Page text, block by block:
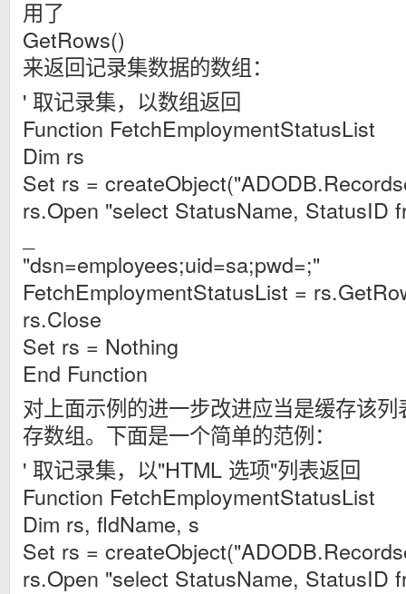
用了
GetRows()
来返回记录集数据的数组：
' 取记录集，以数组返回
Function FetchEmploymentStatusList
Dim rs
Set rs =
rs.Open "select StatusName, StatusID
"dsn=employees;uid=sa;pwd=;"
FetchEmploymentStatusList =
rs.Close
Set rs = Nothing
End Function
对上面示例的进一步改进应当是缓存该
存数组。下面是一个简单的范例：
' 取记录集，以"HTML 选项"列表返回
Function FetchEmploymentStatusList
Dim rs, fldName, s
Set rs =
rs.Open "select StatusName, StatusID